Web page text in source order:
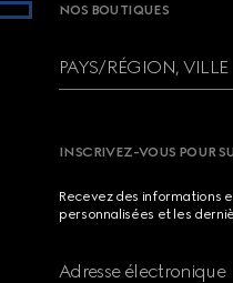
NOS BOUTIQUES
PAYS/RÉGION, VILLE
INSCRIVEZ-VOUS POUR
Recevez des informations
personnalisées et les
Adresse électronique